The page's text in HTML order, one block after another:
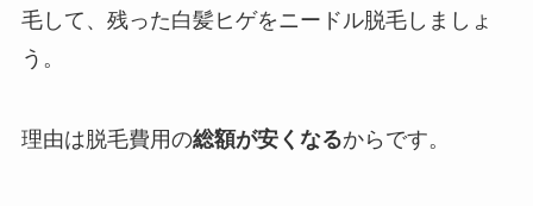
毛して、残った白髪ヒゲをニードル脱毛しましょ
う。
理由は脱毛費用の総額が安くなるからです。